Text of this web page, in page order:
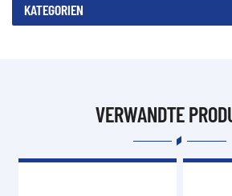
KATEGORIEN
VERWANDTE